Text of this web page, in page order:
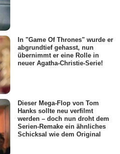
In "Game Of Thrones" wurde er
abgrundtief gehasst, nun
übernimmt er eine Rolle in
neuer Agatha-Christie-Serie!
Dieser Mega-Flop von Tom
Hanks sollte neu verfilmt
werden – doch nun droht dem
Serien-Remake ein ähnliches
Schicksal wie dem Original